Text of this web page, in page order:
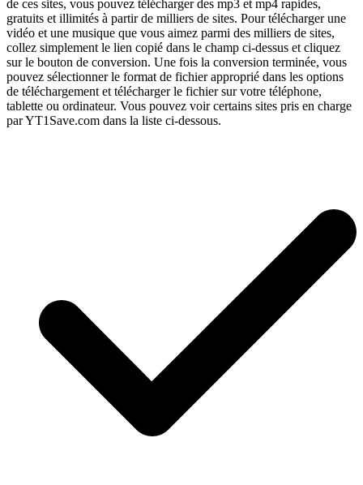
de ces sites, vous pouvez télécharger des mp3 et mp4 rapides,
gratuits et illimités à partir de milliers de sites. Pour télécharger une
vidéo et une musique que vous aimez parmi des milliers de sites,
collez simplement le lien copié dans le champ ci-dessus et cliquez
sur le bouton de conversion. Une fois la conversion terminée, vous
pouvez sélectionner le format de fichier approprié dans les options
de téléchargement et télécharger le fichier sur votre téléphone,
tablette ou ordinateur. Vous pouvez voir certains sites pris en charge
par YT1Save.com dans la liste ci-dessous.